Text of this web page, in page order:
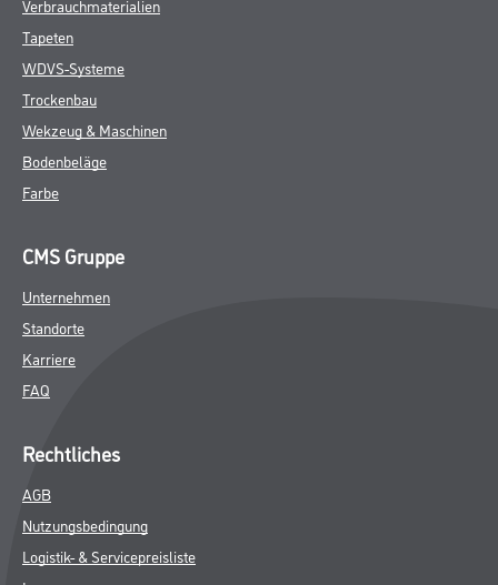
Verbrauchmaterialien
Tapeten
WDVS-Systeme
Trockenbau
Wekzeug & Maschinen
Bodenbeläge
Farbe
CMS Gruppe
Unternehmen
Standorte
Karriere
FAQ
Rechtliches
AGB
Nutzungsbedingung
Logistik- & Servicepreisliste